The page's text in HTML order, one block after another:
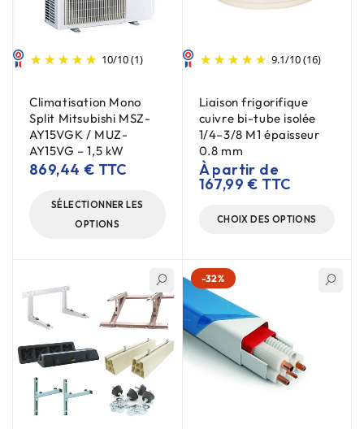
10/10(1)
Climatisation Mono
Split Mitsubishi MSZ-
AY15VGK / MUZ-
AY15VG – 1,5 kW
869,44 € TTC
SÉLECTIONNER LES
OPTIONS
9.1/10(16)
Liaison frigorifique
cuivre bi-tube isolée
1/4–3/8 M1 épaisseur
0.8 mm
À partir de
167,99€ TTC
CHOIX DES OPTIONS
-32%